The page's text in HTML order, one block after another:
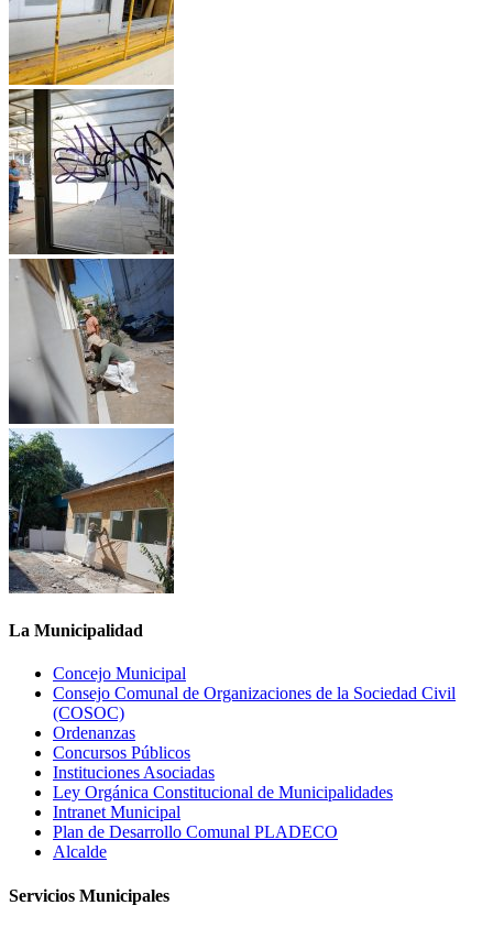
La Municipalidad
Concejo Municipal
Consejo Comunal de Organizaciones de la Sociedad Civil
(COSOC)
Ordenanzas
Concursos Públicos
Instituciones Asociadas
Ley Orgánica Constitucional de Municipalidades
Intranet Municipal
Plan de Desarrollo Comunal PLADECO
Alcalde
Servicios Municipales